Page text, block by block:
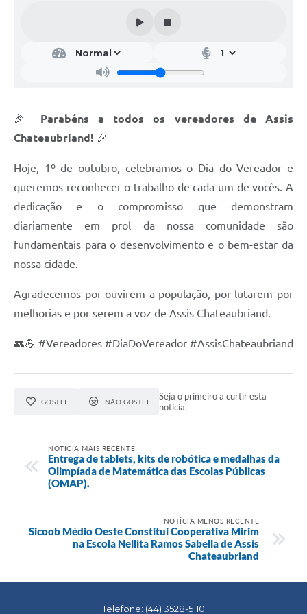
🎉 Parabéns a todos os vereadores de Assis
Chateaubriand! 🎉
Hoje, 1º de outubro, celebramos o Dia do Vereador e
queremos reconhecer o trabalho de cada um de vocês. A
dedicação e o compromisso que demonstram
diariamente em prol da nossa comunidade são
fundamentais para o desenvolvimento e o bem-estar da
nossa cidade.
Agradecemos por ouvirem a população, por lutarem por
melhorias e por serem a voz de Assis Chateaubriand.
👥💪 #Vereadores #DiaDoVereador #AssisChateaubriand
GOSTEI NÃO GOSTEI
Seja o primeiro a curtir esta
notícia.
NOTÍCIA MAIS RECENTE
Entrega de tablets, kits de robótica e medalhas da
Olimpíada de Matemática das Escolas Públicas
(OMAP).
NOTÍCIA MENOS RECENTE
Sicoob Médio Oeste Constitui Cooperativa Mirim
na Escola Nellita Ramos Sabella de Assis
Chateaubriand
Telefone: (44) 3528-5110